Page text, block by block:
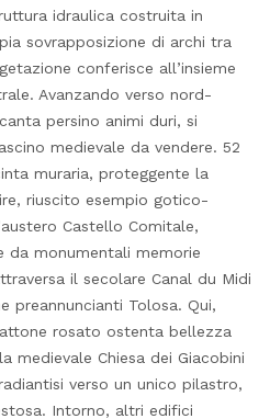
idraulica costruita in
sovrapposizione di archi tra
conferisce all’insieme
Avanzando verso nord-
persino animi duri, si
medievale da vendere. 52
muraria, proteggente la
riuscito esempio gotico-
Castello Comitale,
monumentali memorie
il secolare Canal du Midi
preannuncianti Tolosa. Qui,
rosato ostenta bellezza
medievale Chiesa dei Giacobini
verso un unico pilastro,
Intorno, altri edifici